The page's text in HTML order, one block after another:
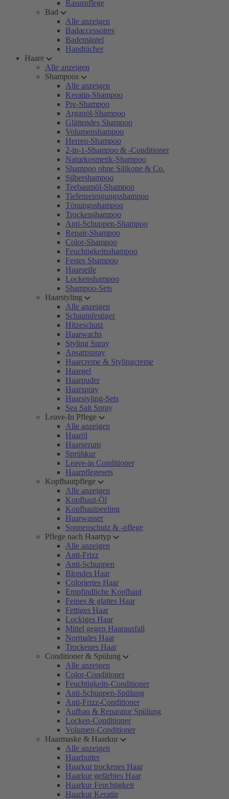
Rasurpflege
Bad
Alle anzeigen
Badaccessoires
Bademäntel
Handtücher
Haare
Alle anzeigen
Shampoos
Alle anzeigen
Keratin-Shampoo
Pre-Shampoo
Arganöl-Shampoo
Glättendes Shampoo
Volumenshampoo
Herren-Shampoo
2-in-1-Shampoo & -Conditioner
Naturkosmetik-Shampoo
Shampoo ohne Silikone & Co.
Silbershampoo
Teebaumöl-Shampoo
Tiefenreinigungsshampoo
Tönungsshampoo
Trockenshampoo
Anti-Schuppen-Shampoo
Repair-Shampoo
Color-Shampoo
Feuchtigkeitsshampoo
Festes Shampoo
Haarseife
Lockenshampoo
Shampoo-Sets
Haarstyling
Alle anzeigen
Schaumfestiger
Hitzeschutz
Haarwachs
Styling Spray
Ansatzspray
Haarcreme & Stylingcreme
Haargel
Haarpuder
Haarspray
Haarstyling-Sets
Sea Salt Spray
Leave-In Pflege
Alle anzeigen
Haaröl
Haarserum
Sprühkur
Leave-in Conditioner
Haarpflegesets
Kopfhautpflege
Alle anzeigen
Kopfhaut-Öl
Kopfhautpeeling
Haarwasser
Sonnenschutz & -pflege
Pflege nach Haartyp
Alle anzeigen
Anti-Frizz
Anti-Schuppen
Blondes Haar
Coloriertes Haar
Empfindliche Kopfhaut
Feines & glattes Haar
Fettiges Haar
Lockiges Haar
Mittel gegen Haarausfall
Normales Haar
Trockenes Haar
Conditioner & Spülung
Alle anzeigen
Color-Conditioner
Feuchtigkeits-Conditioner
Anti-Schuppen-Spülung
Anti-Frizz-Conditioner
Aufbau & Reparatur Spülung
Locken-Conditioner
Volumen-Conditioner
Haarmaske & Haarkur
Alle anzeigen
Haarbutter
Haarkur trockenes Haar
Haarkur gefärbtes Haar
Haarkur Feuchtigkeit
Haarkur Keratin